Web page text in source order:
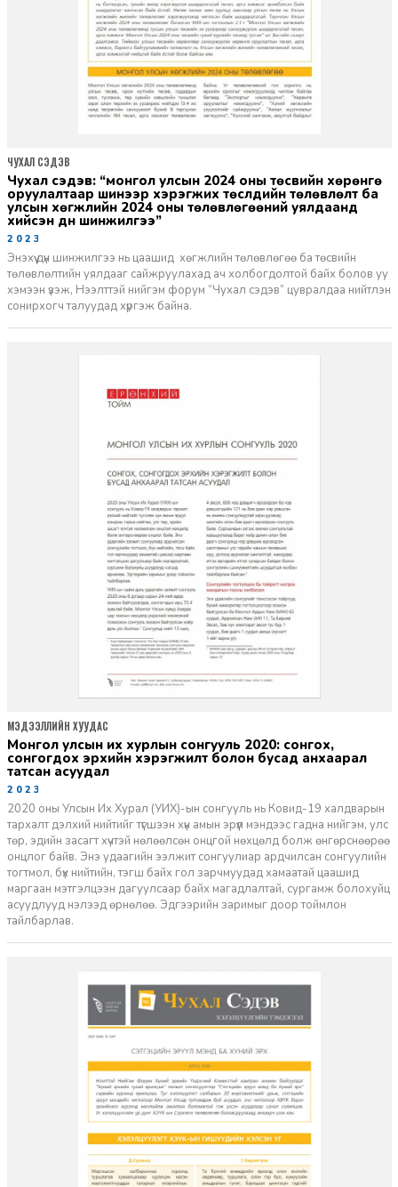
чухал сэдэв: “монгол улсын 2024 оны төсвийн хөрөнгө
оруулалтаар шинээр хэрэгжих төслүүдийн төлөвлөлт ба
улсын хөгжлийн 2024 оны төлөвлөгөөний уялдаанд
хийсэн дүн шинжилгээ”
2023-12-28
Энэхүү дүн шинжилгээ нь цаашид хөгжлийн төлөвлөгөө ба төсвийн
төлөвлөлтийн уялдааг сайжруулахад ач холбогдолтой байх болов уу
хэмээн үзэж, Нээлттэй нийгэм форум “Чухал сэдэв” цувралдаа нийтлэн
сонирхогч талуудад хүргэж байна.
ЧУХАЛ СЭДЭВ
монгол улсын их хурлын сонгууль 2020: сонгох,
сонгогдох эрхийн хэрэгжилт болон бусад анхаарал
татсан асуудал
2023-03-01
2020 оны Улсын Их Хурал (УИХ)-ын сонгууль нь Ковид-19 халдварын
тархалт дэлхий нийтийг түгшээн хүн амын эрүүл мэндээс гадна нийгэм, улс
төр, эдийн засагт хүчтэй нөлөөлсөн онцгой нөхцөлд болж өнгөрснөөрөө
онцлог байв. Энэ удаагийн ээлжит сонгуулиар ардчилсан сонгуулийн
тогтмол, бүх нийтийн, тэгш байх гол зарчмуудад хамаатай цаашид
маргаан мэтгэлцээн дагуулсаар байх магадлалтай, сургамж болохуйц
асуудлууд нэлээд өрнөлөө. Эдгээрийн заримыг доор тоймлон
тайлбарлав.
МЭДЭЭЛЛИЙН ХУУДАС